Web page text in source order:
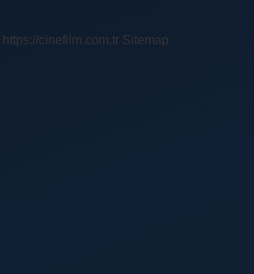
https://cinefilm.com.tr Sitemap